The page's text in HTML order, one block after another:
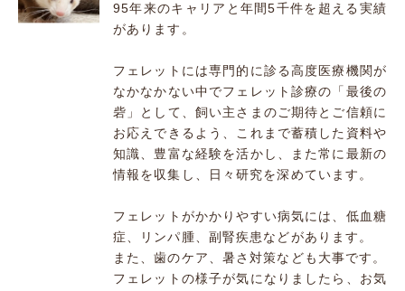
95年来のキャリアと年間5千件を超える実績
があります。
フェレットには専門的に診る高度医療機関が
なかなかない中でフェレット診療の「最後の
砦」として、飼い主さまのご期待とご信頼に
お応えできるよう、これまで蓄積した資料や
知識、豊富な経験を活かし、また常に最新の
情報を収集し、日々研究を深めています。
フェレットがかかりやすい病気には、低血糖
症、リンパ腫、副腎疾患などがあります。
また、歯のケア、暑さ対策なども大事です。
フェレットの様子が気になりましたら、お気